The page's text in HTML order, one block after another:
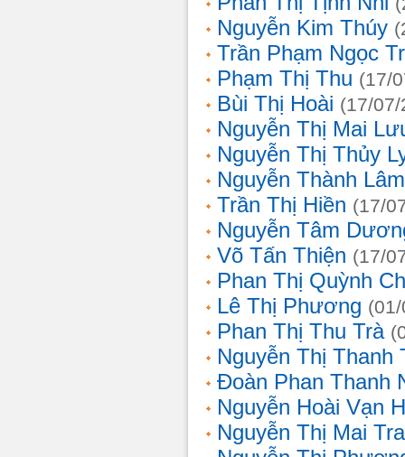
Nguyễn Kim Thúy
Trần Phạm Ngọc
Phạm Thị Thu (17/
Bùi Thị Hoài (17/
Nguyễn Thị Mai
Nguyễn Thị Thủy
Nguyễn Thành Lâm
Trần Thị Hiền (17/
Nguyễn Tâm
Võ Tấn Thiện (17/
Phan Thị Quỳnh
Lê Thị Phương
Phan Thị Thu Trà
Nguyễn Thị Thanh
Đoàn Phan Thanh
Nguyễn Hoài Vạn
Nguyễn Thị Mai